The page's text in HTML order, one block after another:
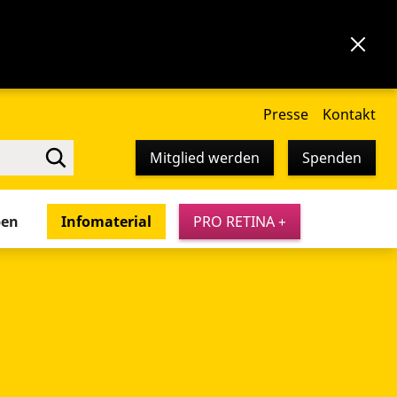
Presse Kontakt
Mitglied werden Spenden
Infomaterial PRO RETINA +